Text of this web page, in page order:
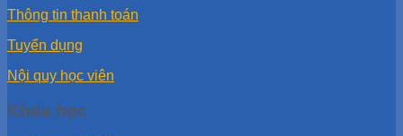
Thông tin thanh toán
Tuyển dụng
Nội quy học viên
Khóa học